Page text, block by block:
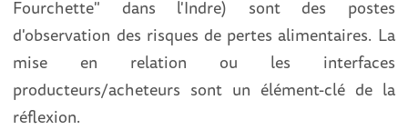
Fourchette" dans l'Indre) sont des postes
d'observation des risques de pertes alimentaires. La
mise en relation ou les interfaces
producteurs/acheteurs sont un élément-clé de la
réflexion.